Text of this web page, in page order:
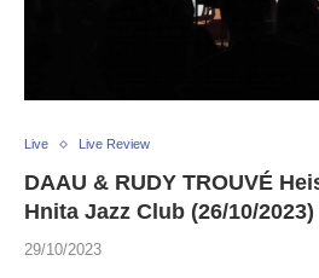
Live Live Review
DAAU & RUDY TROUVÉ
Hnita Jazz Club (26/10/2023)
29/10/2023